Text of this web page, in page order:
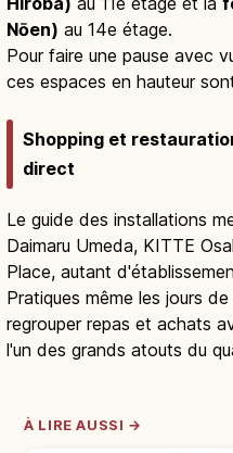
étage du North Gate
Hiroba)au 11e étage et la
Nōen)au 14e étage.
Pour faire une pause avec
ces espaces en hauteur
Shopping et
Le guide des installations
Daimaru Umeda, KITTE
Place, autant
Pratiques même les jours
regrouper repas et achats